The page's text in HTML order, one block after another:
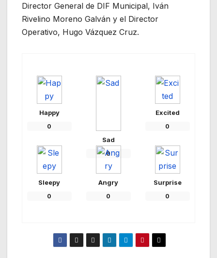
Director General de DIF Municipal, Iván
Rivelino Moreno Galván y el Director
Operativo, Hugo Vázquez Cruz.
Happy
0
Sad
0
Excited
0
Sleepy
0
Angry
0
Surprise
0